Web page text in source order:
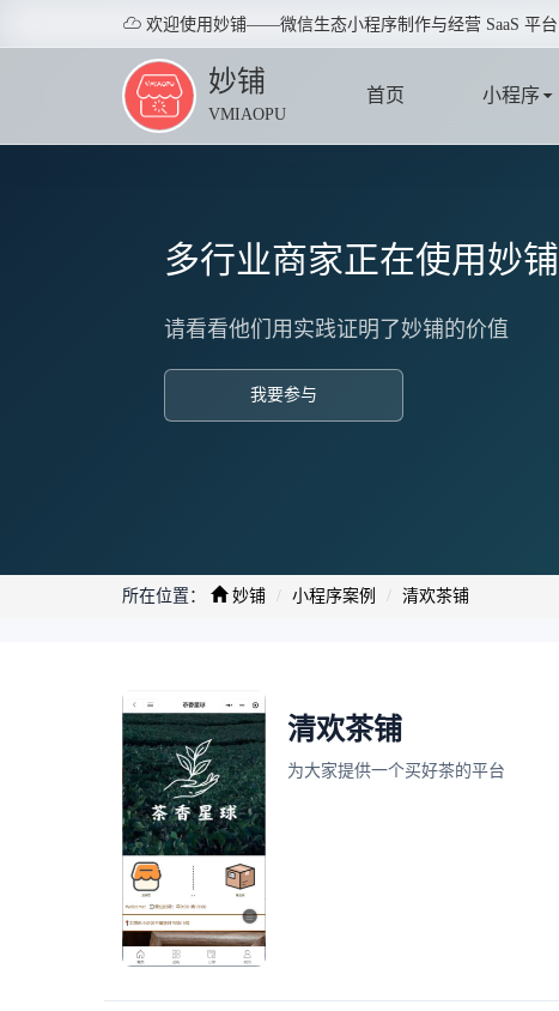
 欢迎使用妙铺——微信生态小程序制作与经营 SaaS 平台
妙铺
VMIAOPU
首页 小程序
多行业商家正在使用妙铺
请看看他们用实践证明了妙铺的价值
我要参与
所在位置： 妙铺 小程序案例 清欢茶铺
清欢茶铺
为大家提供一个买好茶的平台